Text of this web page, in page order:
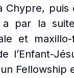
Chypre,
par la
et
l’Enfant-
Fellowship